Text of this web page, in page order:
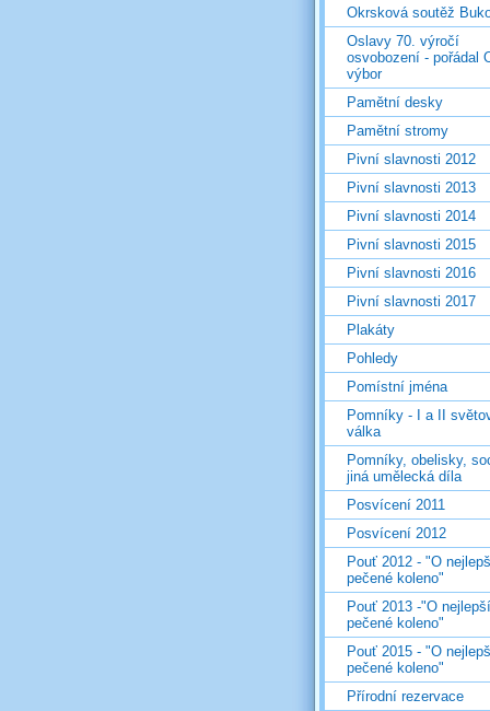
Okrsková soutěž
Oslavy 70. výročí
osvobození - pořádal
výbor
Pamětní desky
Pamětní stromy
Pivní slavnosti 2012
Pivní slavnosti 2013
Pivní slavnosti 2014
Pivní slavnosti 2015
Pivní slavnosti 2016
Pivní slavnosti 2017
Plakáty
Pohledy
Pomístní jména
Pomníky - I a II
válka
Pomníky, obelisky,
jiná umělecká díla
Posvícení 2011
Posvícení 2012
Pouť 2012 - "O
pečené koleno"
Pouť 2013 -"O nejlepší
pečené koleno"
Pouť 2015 - "O
pečené koleno"
Přírodní rezervace